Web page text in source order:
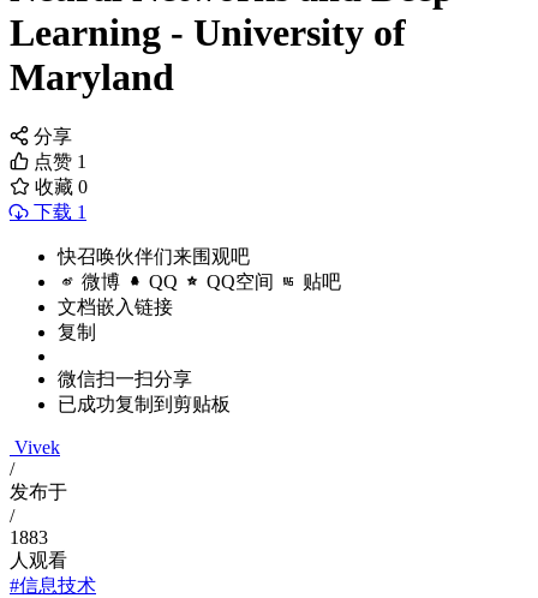
Learning - University of
Maryland
分享
点赞 1
收藏 0
下载 1
快召唤伙伴们来围观吧
微博 QQ QQ空间 贴吧
文档嵌入链接
复制
微信扫一扫分享
已成功复制到剪贴板
Vivek
/
发布于
/
1883
人观看
#信息技术